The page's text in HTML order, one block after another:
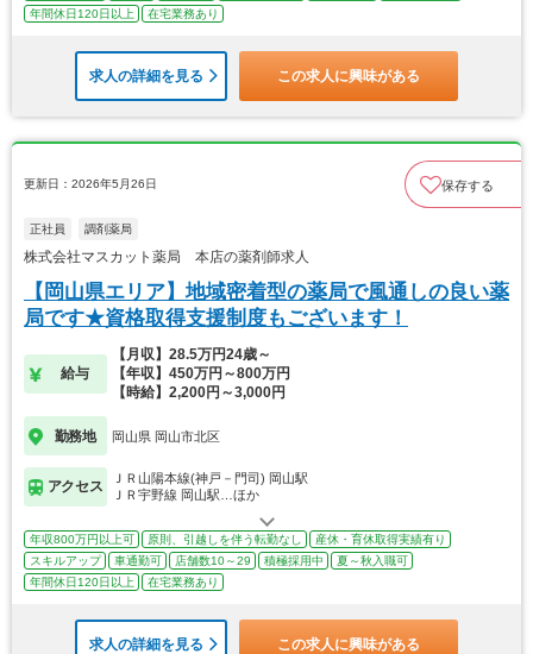
年間休日120日以上
在宅業務あり
求人の詳細を見る この求人に興味がある
更新日：2026年5月26日 保存する
正社員 調剤薬局
株式会社マスカット薬局 本店の薬剤師求人
【岡山県エリア】地域密着型の薬局で風通しの良い薬
局です★資格取得支援制度もございます！
給与
【月収】28.5万円24歳～
【年収】450万円～800万円
【時給】2,200円～3,000円
勤務地 岡山県 岡山市北区
アクセス
ＪＲ山陽本線(神戸－門司) 岡山駅
ＪＲ宇野線 岡山駅…ほか
年収800万円以上可 原則、引越しを伴う転勤なし
産休・育休取得実績有り
スキルアップ
車通勤可 店舗数10～29 積極採用中
夏～秋入職可
年間休日120日以上
在宅業務あり
求人の詳細を見る この求人に興味がある